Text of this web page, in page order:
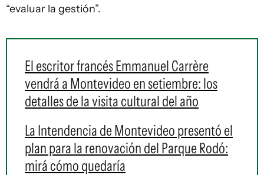
“evaluar la gestión”.
El escritor francés Emmanuel Carrère
vendrá a Montevideo en setiembre: los
detalles de la visita cultural del año
La Intendencia de Montevideo presentó el
plan para la renovación del Parque Rodó:
mirá cómo quedaría